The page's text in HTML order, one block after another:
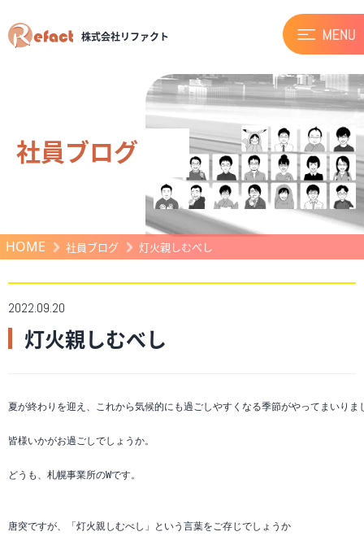
株式会社リファクト
社員ブログ
HOME 社員ブログ 灯火親しむべし
2022.09.20
灯火親しむべし
夏が終わりを迎え、これから気候的にも過ごしやすくなる季節がやってまいりま
皆様いかがお過ごしでしょうか。
どうも、札幌事業所のWです。
唐突ですが、「灯火親しむべし」という言葉をご存じでしょうか